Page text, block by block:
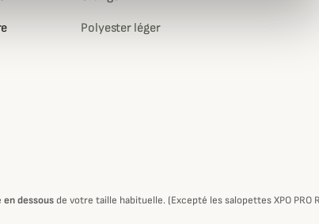
Polyester léger
en dessousde votre taille habituelle. (Excepté les salopettes XPO PRO